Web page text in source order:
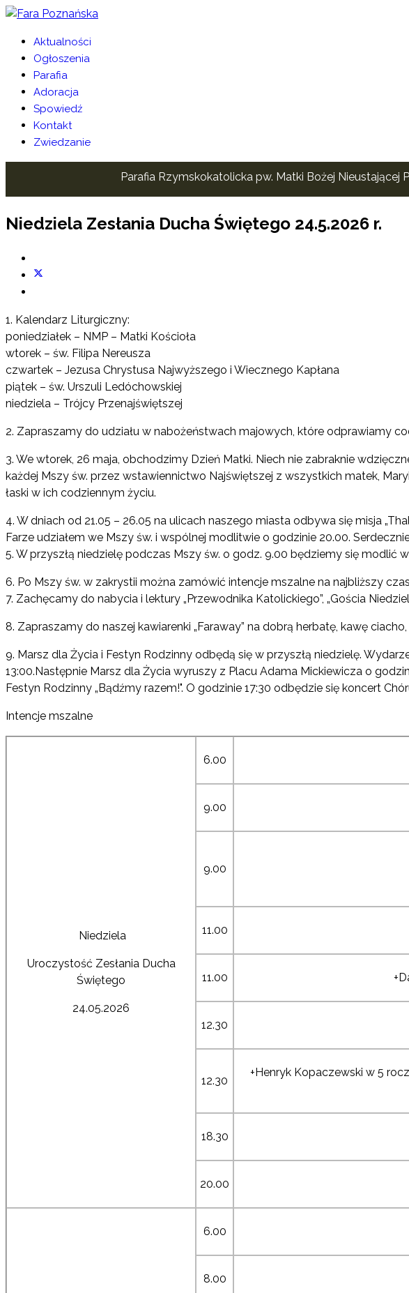
Aktualności
Ogłoszenia
Parafia
Adoracja
Spowiedź
Kontakt
Zwiedzanie
Parafia Rzymskokatolicka pw. Matki Bożej Nieustającej
Niedziela Zesłania Ducha Świętego 24.5.2026 r.
1. Kalendarz Liturgiczny:
poniedziałek – NMP – Matki Kościoła
wtorek – św. Filipa Nereusza
czwartek – Jezusa Chrystusa Najwyższego i Wiecznego Kapłana
piątek – św. Urszuli Ledóchowskiej
niedziela – Trójcy Przenajświętszej
2. Zapraszamy do udziału w nabożeństwach majowych, które odprawiamy
3. We wtorek, 26 maja, obchodzimy Dzień Matki. Niech nie zabraknie
każdej Mszy św. przez wstawiennictwo Najświętszej z wszystkich matek,
łaski w ich codziennym życiu.
4. W dniach od 21.05 – 26.05 na ulicach naszego miasta odbywa się misja
Farze udziałem we Mszy św. i wspólnej modlitwie o godzinie 20.00.
5. W przyszłą niedzielę podczas Mszy św. o godz. 9.00 będziemy się modlić
6. Po Mszy św. w zakrystii można zamówić intencje mszalne na najbliższy
7. Zachęcamy do nabycia i lektury „Przewodnika Katolickiego”, „Gościa
8. Zapraszamy do naszej kawiarenki „Faraway” na dobrą herbatę, kawę
9. Marsz dla Życia i Festyn Rodzinny odbędą się w przyszłą niedzielę.
13:00.Następnie Marsz dla Życia wyruszy z Placu Adama Mickiewicza o
Festyn Rodzinny „Bądźmy razem!". O godzinie 17:30 odbędzie się koncert
Intencje mszalne
Niedziela
Uroczystość Zesłania Ducha
Świętego
24.05.2026
6.00
9.00
9.00
11.00
11.00
12.30
12.30
+Henryk Kopaczewski w 5
18.30
20.00
6.00
8.00